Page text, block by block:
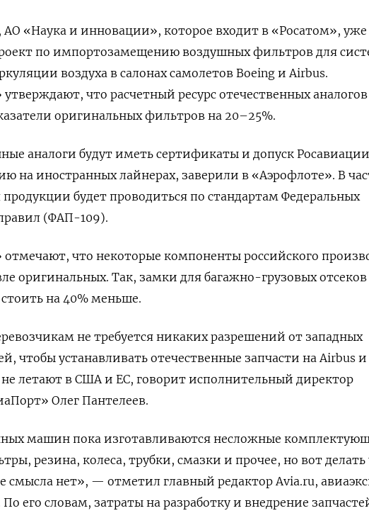
«Наука и инновации», которое входит в «Росатом», уже
по импортозамещению воздушных фильтров для
воздуха в салонах самолетов Boeing и Airbus.
что расчетный ресурс отечественных аналогов
оригинальных фильтров на 20–25%.
аналоги будут иметь сертификаты и допуск Росавиации
на иностранных лайнерах, заверили в «Аэрофлоте». В
будет проводиться по стандартам Федеральных
(ФАП-109).
что некоторые компоненты российского
оригинальных. Так, замки для багажно-грузовых
стоить на 40% меньше.
не требуется никаких разрешений от западных
чтобы устанавливать отечественные запчасти на Airbus и
не летают в США и ЕС, говорит исполнительный директор
Олег Пантелеев.
машин пока изготавливаются несложные
резина, колеса, трубки, смазки и прочее, но вот
смысла нет», — отметил главный редактор Avia.ru,
По его словам, затраты на разработку и внедрение